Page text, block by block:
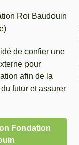
Roi Baudouin
de confier une
pour
afin de la
futur et assurer
Fondation